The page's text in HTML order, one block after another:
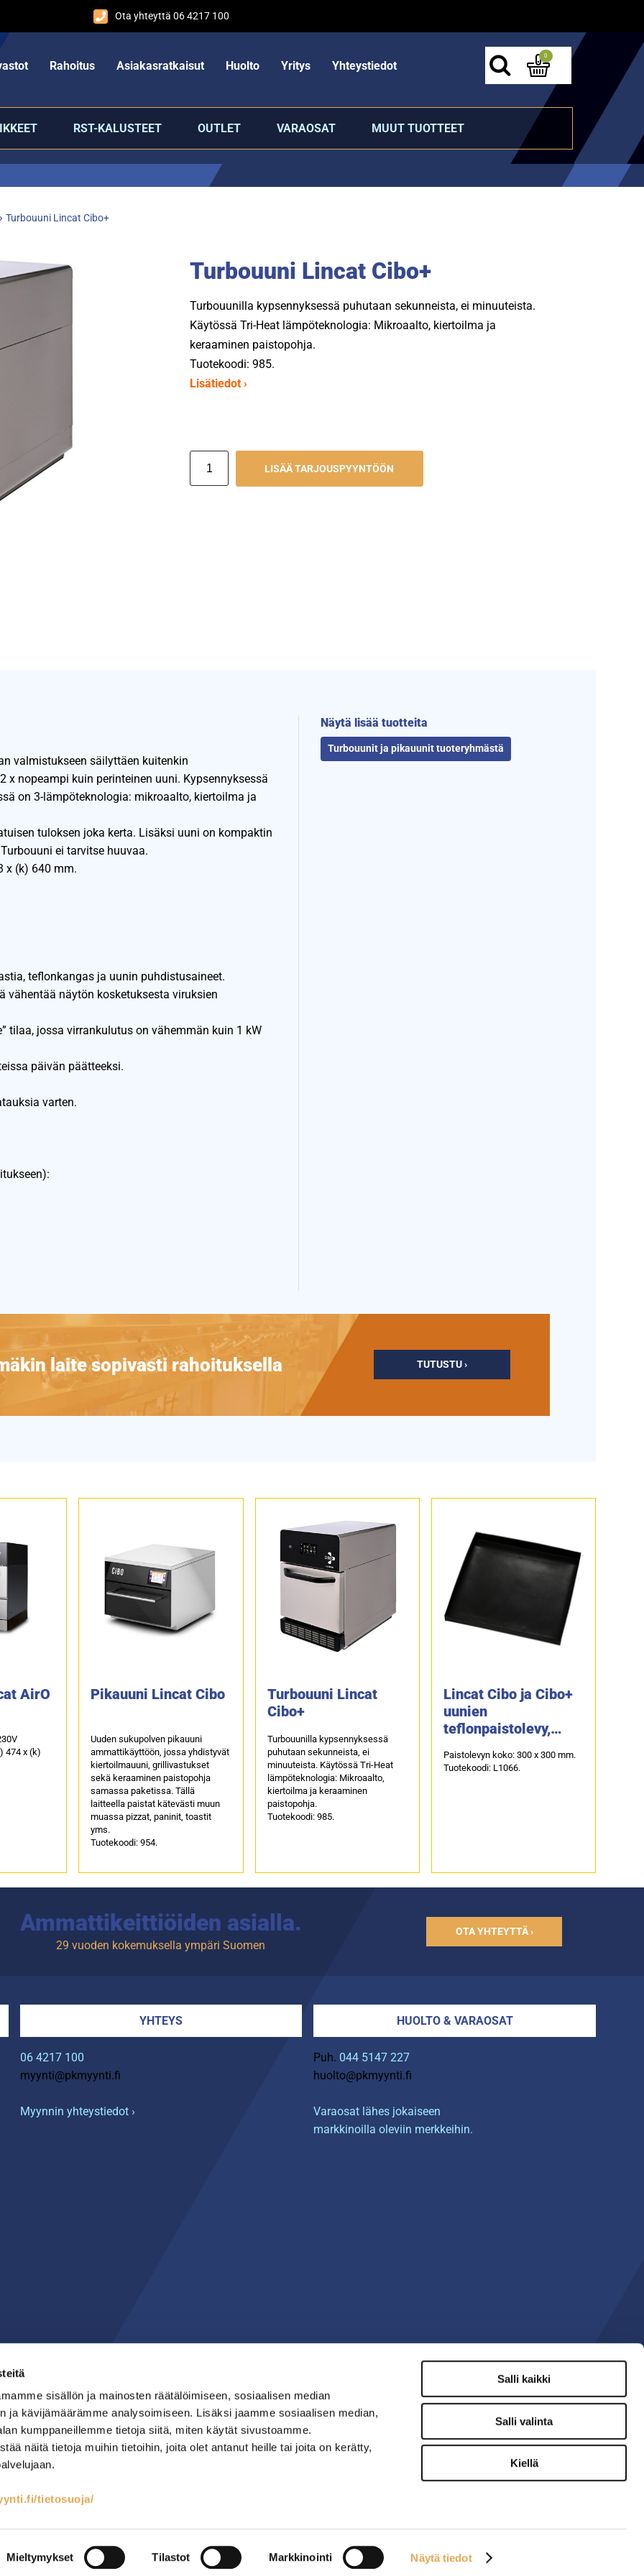
sisällön ja mainosten räätälöimiseen, sosiaalisen median
ja kävijämäärämme analysoimiseen. Lisäksi jaamme sosiaalisen median,
kumppaneillemme tietoja siitä, miten käytät sivustoamme.
näitä tietoja muihin tietoihin, joita olet antanut heille tai joita on kerätty,
tietosuoja/
Mieltymykset Tilastot Markkinointi Näytä tiedot
Salli kaikki
Salli valinta
Kiellä
Ota yhteyttä 06 4217 100
Rahoitus Asiakasratkaisut Huolto Yritys Yhteystiedot
0
RST-KALUSTEET OUTLET VARAOSAT MUUT TUOTTEET
Turbouuni Lincat Cibo+
Turbouuni Lincat Cibo+
Turbouunilla kypsennyksessä puhutaan sekunneista, ei minuuteista.
Käytössä Tri-Heat lämpöteknologia: Mikroaalto, kiertoilma ja
keraaminen paistopohja.
Tuotekoodi: 985.
Lisätiedot ›
LISÄÄ TARJOUSPYYNTÖÖN
valmistukseen säilyttäen kuitenkin
x nopeampi kuin perinteinen uuni. Kypsennyksessä
on 3-lämpöteknologia: mikroaalto, kiertoilma ja
tuloksen joka kerta. Lisäksi uuni on kompaktin
ei tarvitse huuvaa.
x (k) 640 mm.
teflonkangas ja uunin puhdistusaineet.
vähentää näytön kosketuksesta viruksien
tilaa, jossa virrankulutus on vähemmän kuin 1 kW
päivän päätteeksi.
varten.
Näytä lisää tuotteita
Turbouunit ja pikauunit tuoteryhmästä
laite sopivasti rahoituksella TUTUSTU ›
AirO
474 x (k)
Pikauuni Lincat Cibo
Uuden sukupolven pikauuni
ammattikäyttöön, jossa yhdistyvät
kiertoilmauuni, grillivastukset
sekä keraaminen paistopohja
samassa paketissa. Tällä
laitteella paistat kätevästi muun
muassa pizzat, paninit, toastit
yms.
Tuotekoodi: 954.
Turbouuni Lincat
Cibo+
Turbouunilla kypsennyksessä
puhutaan sekunneista, ei
minuuteista. Käytössä Tri-Heat
lämpöteknologia: Mikroaalto,
kiertoilma ja keraaminen
paistopohja.
Tuotekoodi: 985.
Lincat Cibo ja Cibo+
uunien
teflonpaistolevy,
Paistolevyn koko: 300 x 300 mm.
Tuotekoodi: L1066.
Ammattikeittiöiden asialla.
29 vuoden kokemuksella ympäri Suomen
OTA YHTEYTTÄ ›
YHTEYS
06 4217 100
myynti@pkmyynti.fi
Myynnin yhteystiedot ›
HUOLTO & VARAOSAT
Puh. 044 5147 227
huolto@pkmyynti.fi
Varaosat lähes jokaiseen
markkinoilla oleviin merkkeihin.
RST-kalusteet
Mainostoimisto Semio